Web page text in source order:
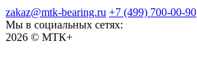
zakaz@mtk-bearing.ru +7 (499) 700-00-90
Мы в социальных сетях:
2026 © МТК+